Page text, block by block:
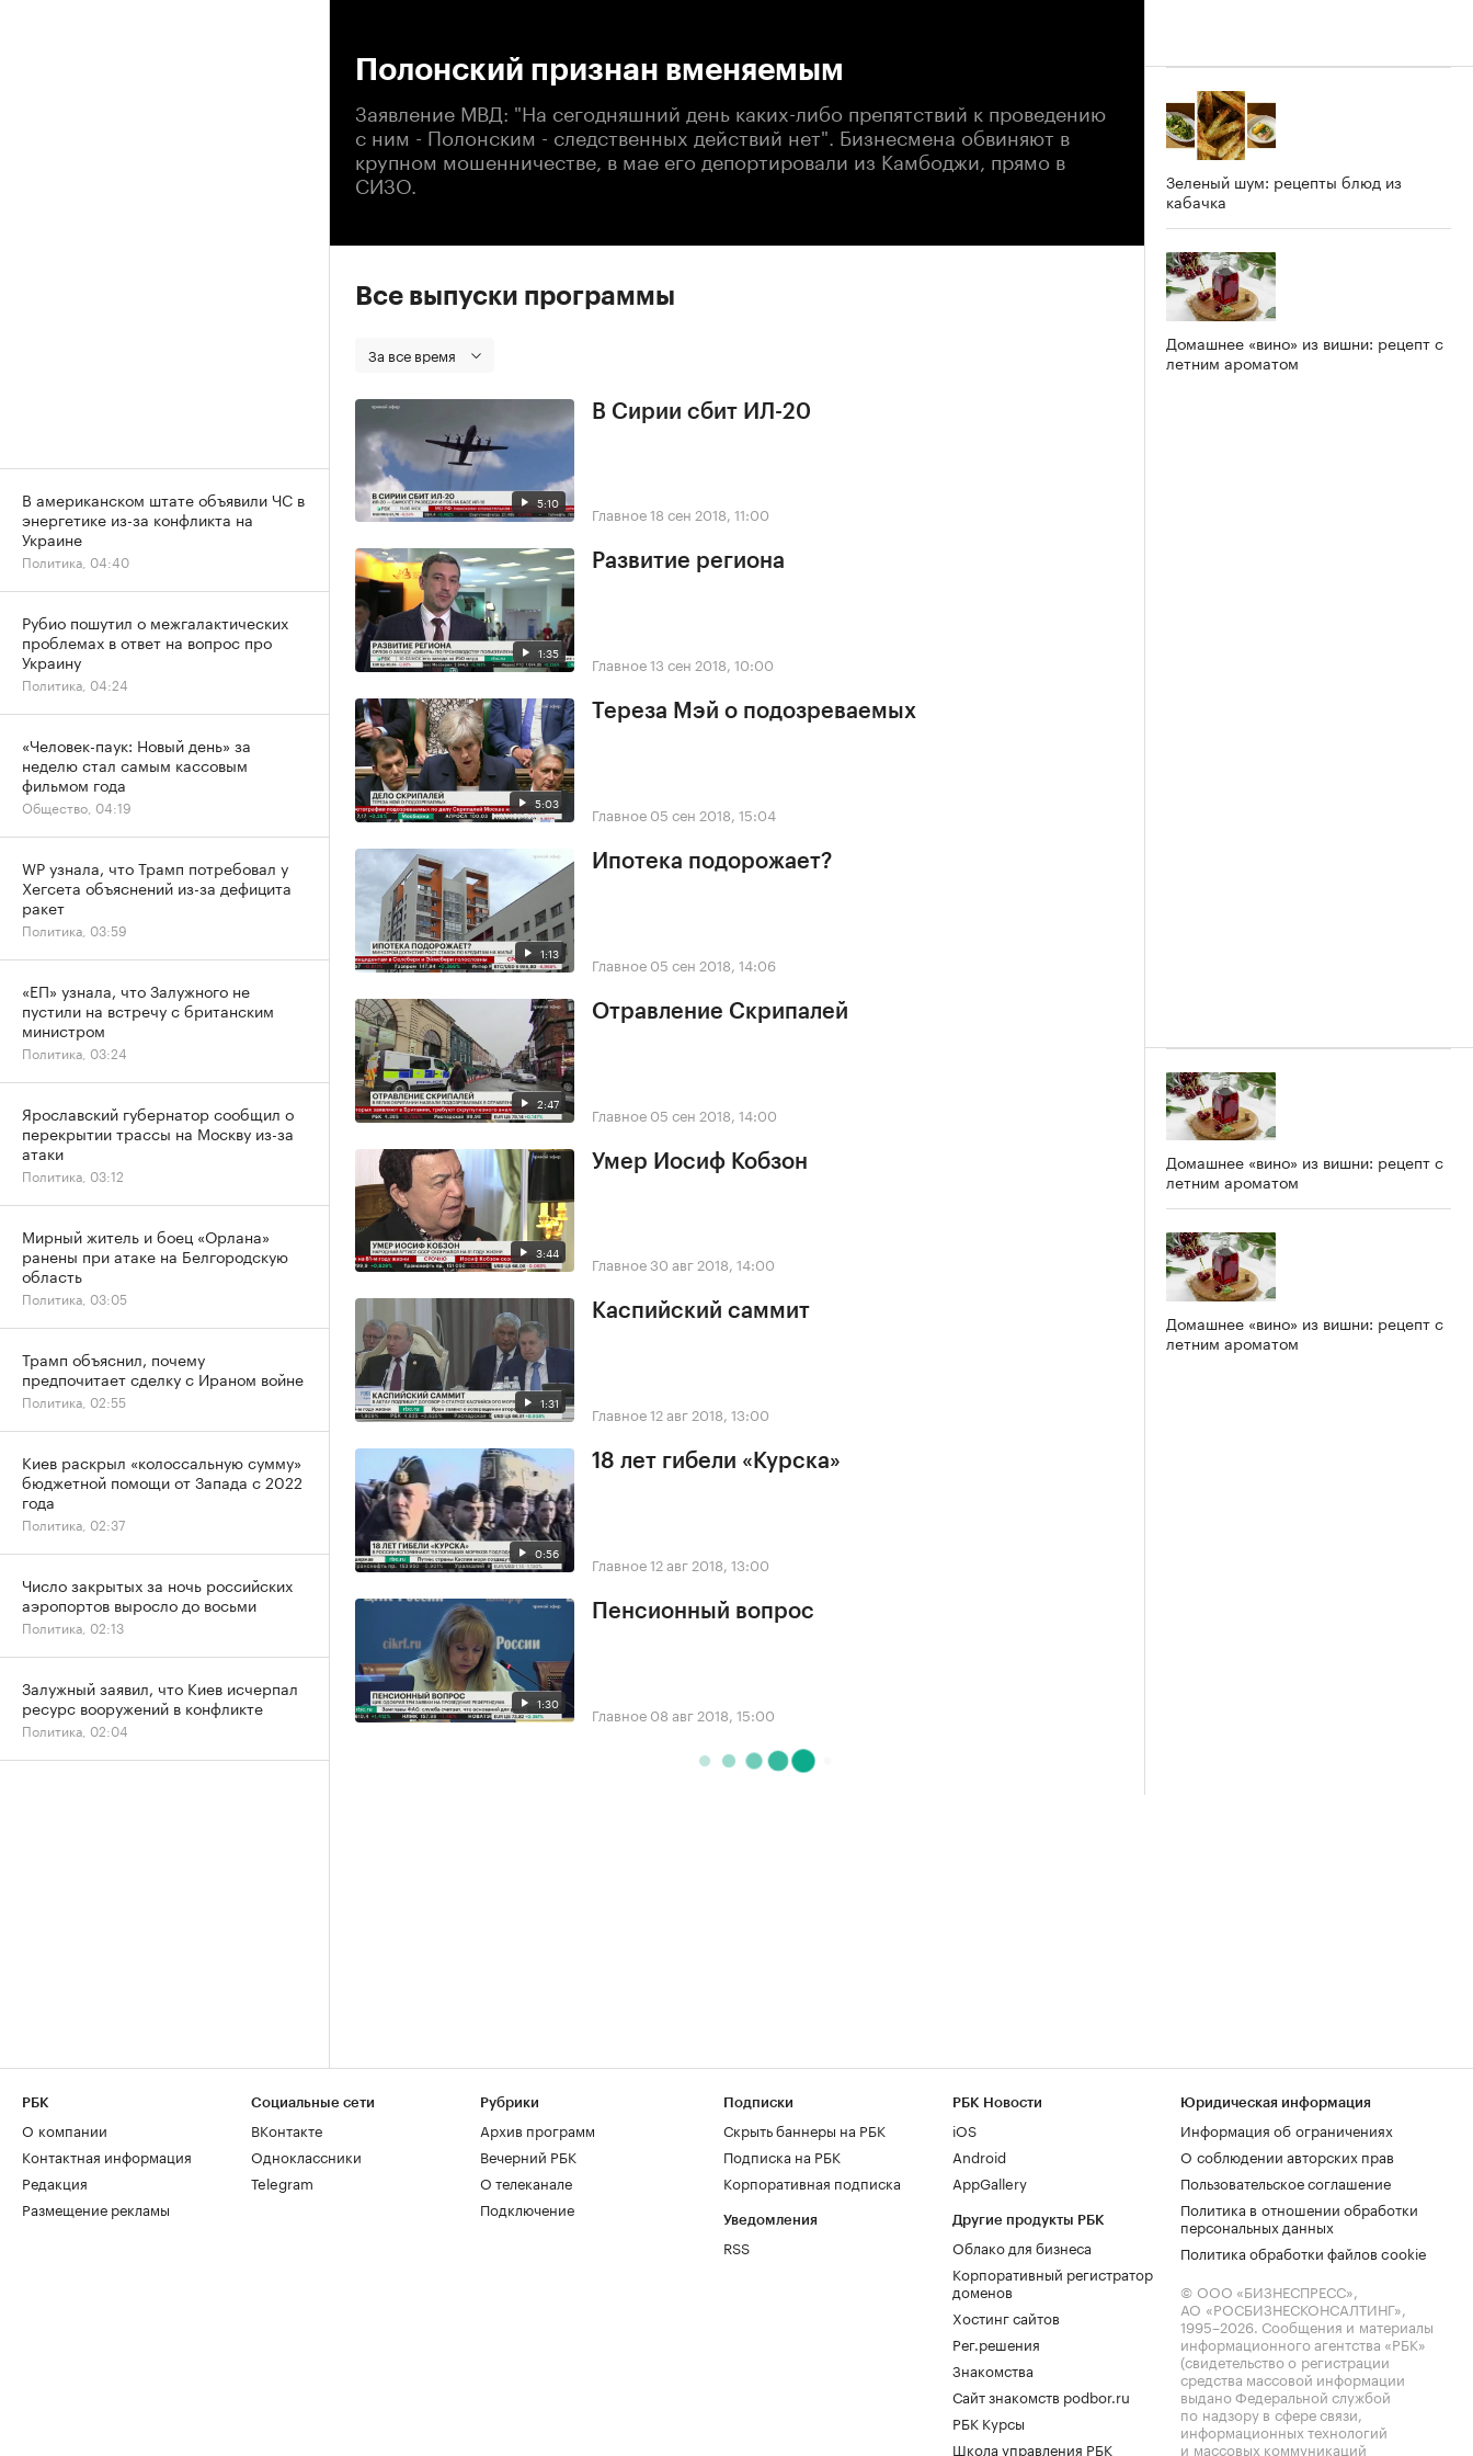
Полонский признан вменяемым
Заявление МВД: "На сегодняшний день каких-либо препятствий к проведению
с ним - Полонским - следственных действий нет". Бизнесмена обвиняют в
крупном мошенничестве, в мае его депортировали из Камбоджи, прямо в
СИЗО.
Все выпуски программы
За все время
5:10
В Сирии сбит ИЛ-20
Главное18 сен 2018, 11:00
1:35
Развитие региона
Главное13 сен 2018, 10:00
5:03
Тереза Мэй о подозреваемых
Главное 05 сен 2018, 15:04
1:13
Ипотека подорожает?
Главное 05 сен 2018, 14:06
2:47
Отравление Скрипалей
Главное 05 сен 2018, 14:00
3:44
Умер Иосиф Кобзон
Главное30 авг 2018, 14:00
1:31
Каспийский саммит
Главное12 авг 2018, 13:00
0:56
18 лет гибели «Курска»
Главное12 авг 2018, 13:00
1:30
Пенсионный вопрос
Главное 08 авг 2018, 15:00
Зеленый шум: рецепты блюд из
кабачка
Домашнее «вино» из вишни: рецепт с
летним ароматом
Домашнее «вино» из вишни: рецепт с
летним ароматом
Домашнее «вино» из вишни: рецепт с
летним ароматом
В американском штате объявили ЧС в
энергетике из-за конфликта на
Украине
Политика, 04:40
Рубио пошутил о межгалактических
проблемах в ответ на вопрос про
Украину
Политика, 04:24
«Человек-паук: Новый день» за
неделю стал самым кассовым
фильмом года
Общество, 04:19
WP узнала, что Трамп потребовал у
Хегсета объяснений из-за дефицита
ракет
Политика, 03:59
«ЕП» узнала, что Залужного не
пустили на встречу с британским
министром
Политика, 03:24
Ярославский губернатор сообщил о
перекрытии трассы на Москву из-за
атаки
Политика, 03:12
Мирный житель и боец «Орлана»
ранены при атаке на Белгородскую
область
Политика, 03:05
Трамп объяснил, почему
предпочитает сделку с Ираном войне
Политика, 02:55
Киев раскрыл «колоссальную сумму»
бюджетной помощи от Запада с 2022
года
Политика, 02:37
Число закрытых за ночь российских
аэропортов выросло до восьми
Политика, 02:13
Залужный заявил, что Киев исчерпал
ресурс вооружений в конфликте
Политика, 02:04
РБК
О компании
Контактная информация
Редакция
Размещение рекламы
Социальные сети
ВКонтакте
Одноклассники
Telegram
Рубрики
Архив программ
Вечерний РБК
О телеканале
Подключение
Подписки
Скрыть баннеры на РБК
Подписка на РБК
Корпоративная подписка
Уведомления
RSS
РБК Новости
iOS
Android
AppGallery
Другие продукты РБК
Облако для бизнеса
Корпоративный регистратор
доменов
Хостинг сайтов
Рег.решения
Знакомства
Сайт знакомств podbor.ru
РБК Курсы
Школа управления РБК
Юридическая информация
Информация об ограничениях
О соблюдении авторских прав
Пользовательское соглашение
Политика в отношении обработки
персональных данных
Политика обработки файлов cookie
© ООО «БИЗНЕСПРЕСС»,
АО «РОСБИЗНЕСКОНСАЛТИНГ»,
1995–2026. Сообщения и материалы
информационного агентства «РБК»
(свидетельство о регистрации
средства массовой информации
выдано Федеральной службой
по надзору в сфере связи,
информационных технологий
и массовых коммуникаций